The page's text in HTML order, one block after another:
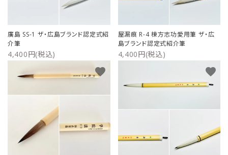
廣島 SS-1 ザ・広島ブランド認定式紹
介筆
4,400円(税込)
屋漏痕 R-4 棟方志功愛用筆 ザ・広
島ブランド認定式紹介筆
4,400円(税込)
favorite favorite